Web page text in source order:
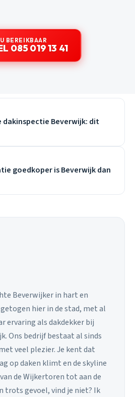
BEREIKBAAR
085 019 13 41
Beverwijk: dit
goedkoper is Beverwijk dan
Beverwijker in hart en
hier in de stad, met al
ervaring als dakdekker bij
Ons bedrijf bestaat al sinds
veel plezier. Je kent dat
op daken klimt en de skyline
de Wijkertoren tot aan de
trots gevoel, vind je niet? Ik